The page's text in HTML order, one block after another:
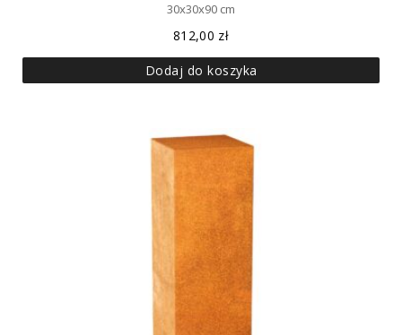
30x30x90 cm
812,00 zł
Dodaj do koszyka